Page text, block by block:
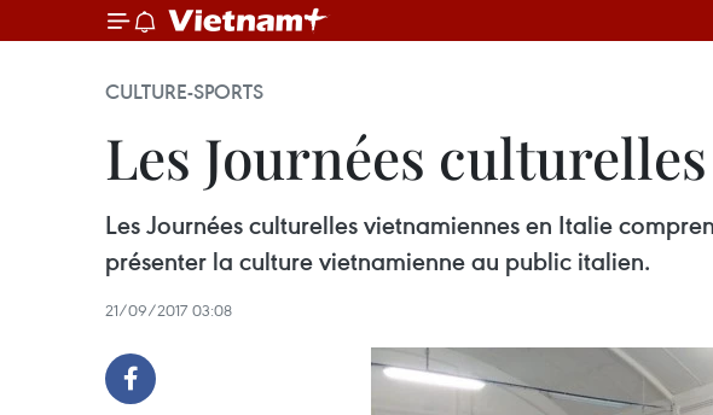
CULTURE-SPORTS
Les Journées
Les Journées culturelles vietnamiennes en Italie
présenter la culture vietnamienne au public italien.
21/09/2017 03:08